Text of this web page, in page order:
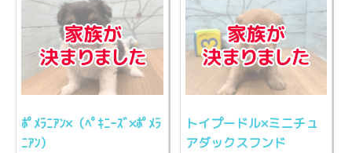
ﾎﾟﾒﾗﾆｱﾝ×（ﾍﾟｷﾆｰｽﾞ×ﾎﾟﾒﾗ
ﾆｱﾝ）
トイプードル×ミニチュ
アダックスフンド